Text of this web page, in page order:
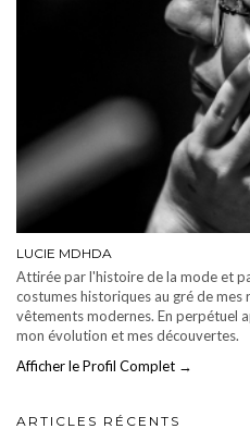
LUCIE MDHDA
Attirée par l'histoire de la mode et
costumes historiques au gré de mes
vêtements modernes. En perpétuel
mon évolution et mes découvertes.
Afficher le Profil Complet →
ARTICLES RÉCENTS